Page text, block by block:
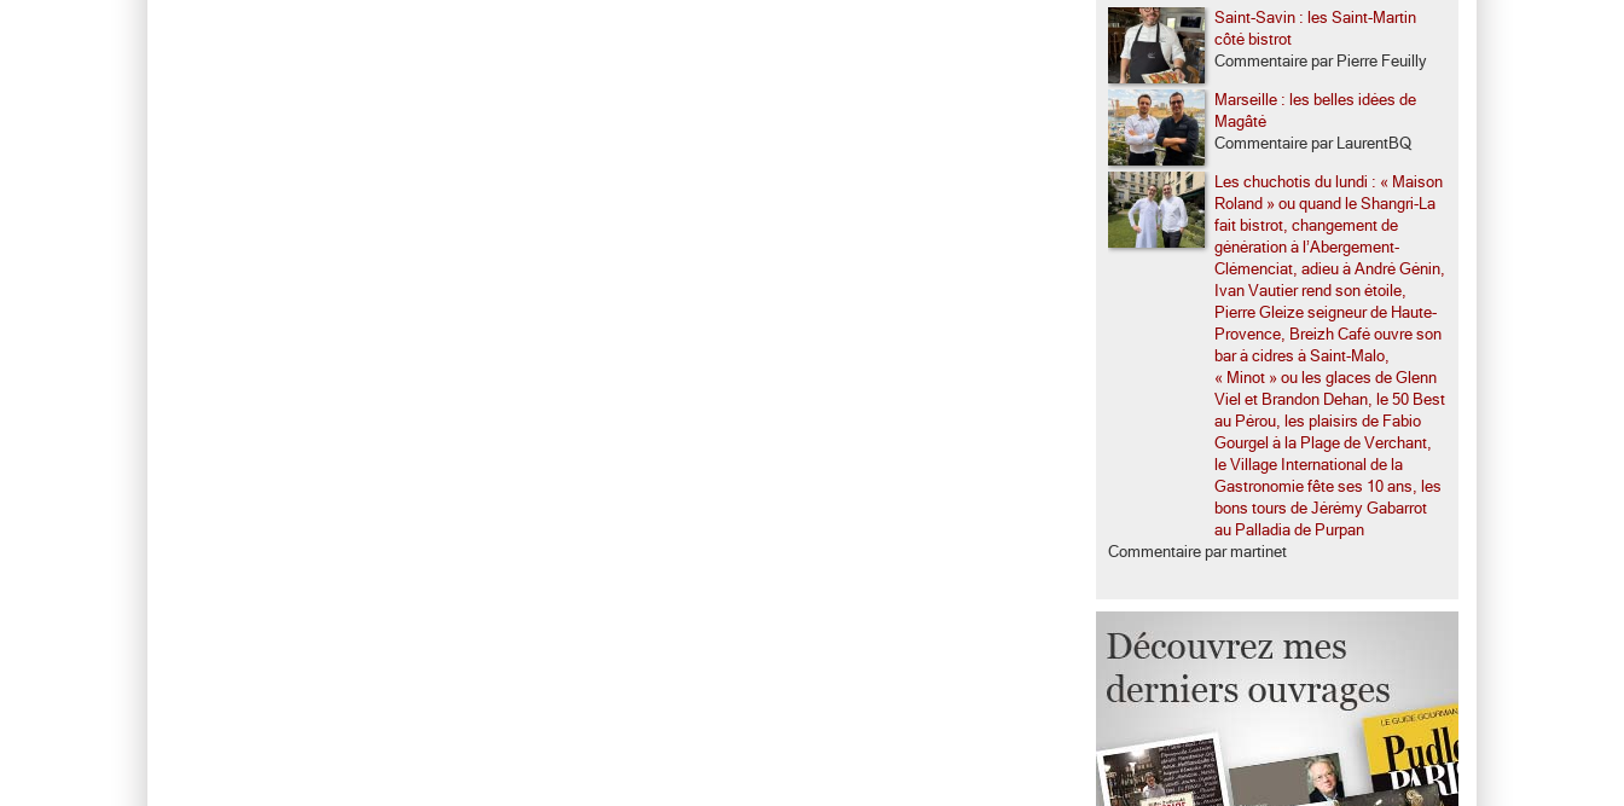
Saint-Savin : les Saint-Martin
côté bistrot
Commentaire par Pierre Feuilly
Marseille : les belles idées de
Magâté
Commentaire par LaurentBQ
Les chuchotis du lundi : « Maison
Roland » ou quand le Shangri-La
fait bistrot, changement de
génération à l’Abergement-
Clémenciat, adieu à André Génin,
Ivan Vautier rend son étoile,
Pierre Gleize seigneur de Haute-
Provence, Breizh Café ouvre son
bar à cidres à Saint-Malo,
« Minot » ou les glaces de Glenn
Viel et Brandon Dehan, le 50 Best
au Pérou, les plaisirs de Fabio
Gourgel à la Plage de Verchant,
le Village International de la
Gastronomie fête ses 10 ans, les
bons tours de Jérémy Gabarrot
au Palladia de Purpan
Commentaire par martinet